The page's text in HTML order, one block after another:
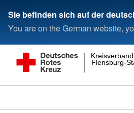
Sie befinden sich auf der
You are on the German website,
Flensburg-
Kreisverband